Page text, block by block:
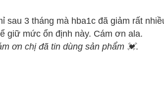
sau 3 tháng mà hba1c đã giảm rất
giữ mức ổn định này. Cám ơn ala.
ơn chị đã tin dùng sản phẩm 💓.